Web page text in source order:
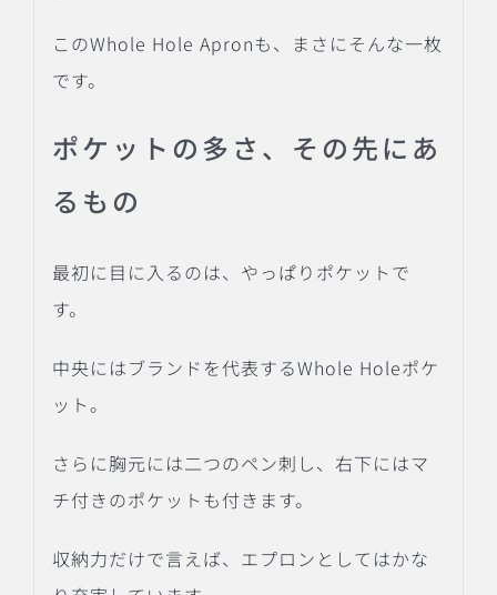
このWhole Hole Apronも、まさにそんな一枚
です。
ポケットの多さ、その先にあ
るもの
最初に目に入るのは、やっぱりポケットで
す。
中央にはブランドを代表するWhole Holeポケ
ット。
さらに胸元には二つのペン刺し、右下にはマ
チ付きのポケットも付きます。
収納力だけで言えば、エプロンとしてはかな